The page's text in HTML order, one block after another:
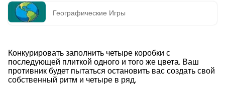
Географические Игры
Конкурировать заполнить четыре коробки с
последующей плиткой одного и того же цвета. Ваш
противник будет пытаться остановить вас создать свой
собственный ритм и четыре в ряд.